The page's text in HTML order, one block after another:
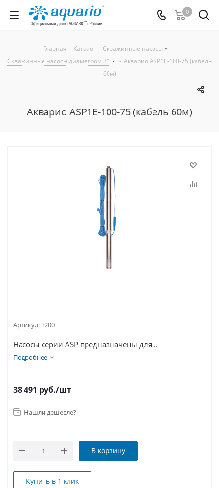
0
Главная - Каталог - Скважинные насосы
-
Скважинные насосы диаметром 3"
- Акварио ASP1E-100-75 (кабель
60м)
Акварио ASP1E-100-75 (кабель 60м)
Артикул:3200
Насосы серии ASP предназначены для...
Подробнее
38 491 руб./шт
Нашли дешевле?
В корзину
Купить в 1 клик